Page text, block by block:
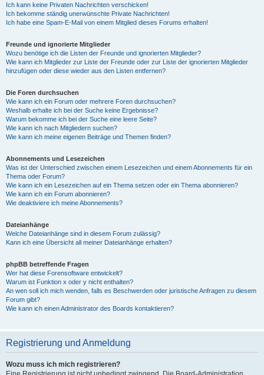
Ich kann keine Privaten Nachrichten verschicken!
Ich bekomme ständig unerwünschte Private Nachrichten!
Ich habe eine Spam-E-Mail von einem Mitglied dieses Forums erhalten!
Freunde und ignorierte Mitglieder
Wozu benötige ich die Listen der Freunde und ignorierten Mitglieder?
Wie kann ich Mitglieder zur Liste der Freunde oder zur Liste der ignorierten Mitglieder
hinzufügen oder diese wieder aus den Listen entfernen?
Die Foren durchsuchen
Wie kann ich ein Forum oder mehrere Foren durchsuchen?
Weshalb erhalte ich bei der Suche keine Ergebnisse?
Warum bekomme ich bei der Suche eine leere Seite?
Wie kann ich nach Mitgliedern suchen?
Wie kann ich meine eigenen Beiträge und Themen finden?
Abonnements und Lesezeichen
Was ist der Unterschied zwischen einem Lesezeichen und einem Abonnements für ein
Thema oder Forum?
Wie kann ich ein Lesezeichen auf ein Thema setzen oder ein Thema abonnieren?
Wie kann ich ein Forum abonnieren?
Wie deaktiviere ich meine Abonnements?
Dateianhänge
Welche Dateianhänge sind in diesem Forum zulässig?
Kann ich eine Übersicht all meiner Dateianhänge erhalten?
phpBB betreffende Fragen
Wer hat diese Forensoftware entwickelt?
Warum ist Funktion x oder y nicht enthalten?
An wen soll ich mich wenden, falls es Beschwerden oder juristische Anfragen zu diesem
Forum gibt?
Wie kann ich einen Administrator des Boards kontaktieren?
Registrierung und Anmeldung
Wozu muss ich mich registrieren?